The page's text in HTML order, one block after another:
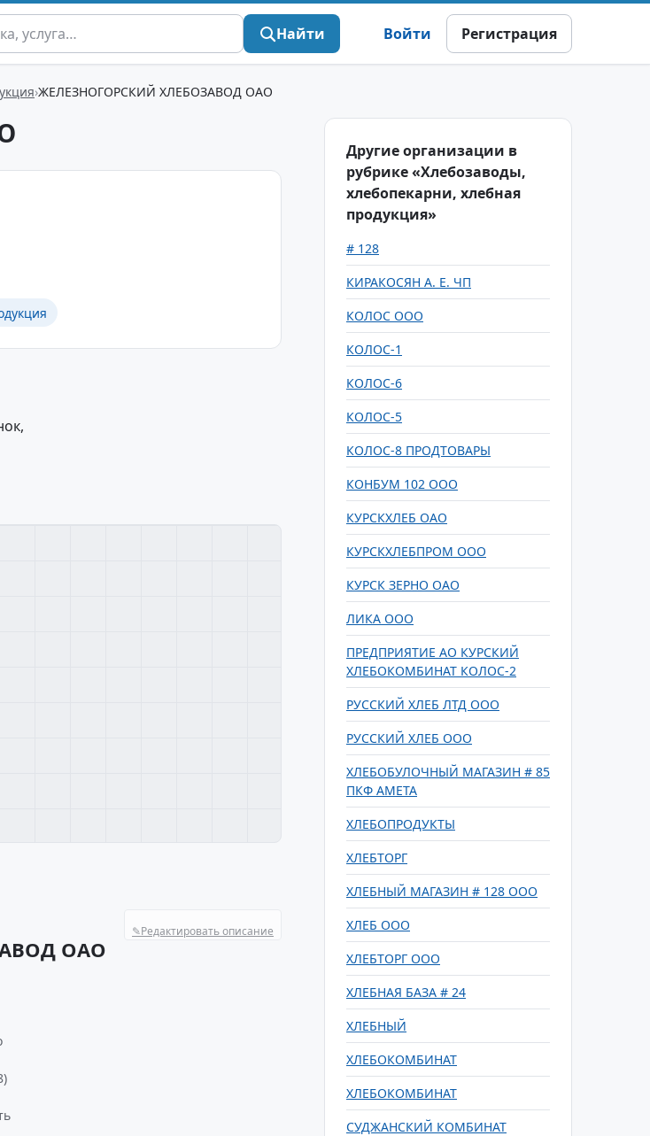
Найти Войти Регистрация
ЖЕЛЕЗНОГОРСКИЙ ХЛЕБОЗАВОД ОАО
✎Редактировать описание
ОАО
Другие организации в
рубрике «Хлебозаводы,
хлебопекарни, хлебная
продукция»
# 128
КИРАКОСЯН А. Е. ЧП
КОЛОС ООО
КОЛОС-1
КОЛОС-6
КОЛОС-5
КОЛОС-8 ПРОДТОВАРЫ
КОНБУМ 102 ООО
КУРСКХЛЕБ ОАО
КУРСКХЛЕБПРОМ ООО
КУРСК ЗЕРНО ОАО
ЛИКА ООО
ПРЕДПРИЯТИЕ АО КУРСКИЙ
ХЛЕБОКОМБИНАТ КОЛОС-2
РУССКИЙ ХЛЕБ ЛТД ООО
РУССКИЙ ХЛЕБ ООО
ХЛЕБОБУЛОЧНЫЙ МАГАЗИН # 85
ПКФ АМЕТА
ХЛЕБОПРОДУКТЫ
ХЛЕБТОРГ
ХЛЕБНЫЙ МАГАЗИН # 128 ООО
ХЛЕБ ООО
ХЛЕБТОРГ ООО
ХЛЕБНАЯ БАЗА # 24
ХЛЕБНЫЙ
ХЛЕБОКОМБИНАТ
ХЛЕБОКОМБИНАТ
СУДЖАНСКИЙ КОМБИНАТ